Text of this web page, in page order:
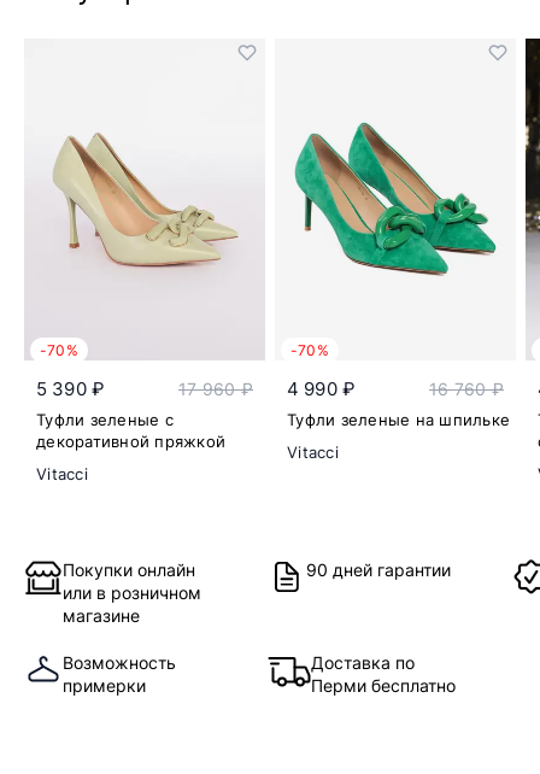
-70%
5 390 ₽ 17 960 ₽
Туфли зеленые с
декоративной пряжкой
Vitacci
-70%
4 990 ₽ 16 760 ₽
Туфли зеленые на шпильке
Vitacci
Покупки онлайн
или в розничном
магазине
90 дней гарантии
Возможность
примерки
Доставка по
Перми бесплатно